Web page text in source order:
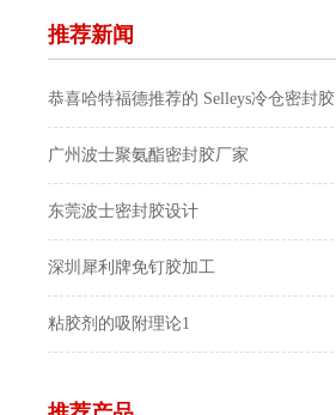
推荐新闻
恭喜哈特福德推荐的 Selleys冷仓密封胶
广州波士聚氨酯密封胶厂家
东莞波士密封胶设计
深圳犀利牌免钉胶加工
粘胶剂的吸附理论1